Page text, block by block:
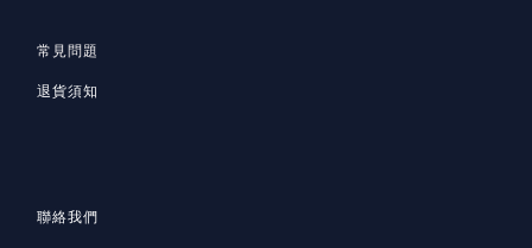
常見問題
退貨須知
聯絡我們